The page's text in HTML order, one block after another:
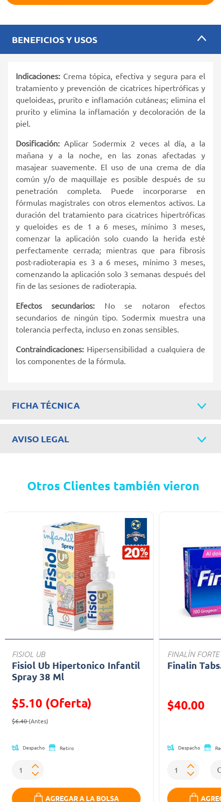
BENEFICIOS Y USOS
Indicaciones: Crema tópica, efectiva y segura para el
tratamiento y prevención de cicatrices hipertróficas y
queloideas, prurito e inflamación cutáneas; elimina el
prurito y elimina la inflamación y decoloración de la
piel.
Dosificación: Aplicar Sodermix 2 veces al día, a la
mañana y a la noche, en las zonas afectadas y
masajear suavemente. El uso de una crema de día
común y/o de maquillaje es posible después de su
penetración completa. Puede incorporarse en
fórmulas magistrales con otros elementos activos. La
duración del tratamiento para cicatrices hipertróficas
y queloides es de 1 a 6 meses, mínimo 3 meses,
comenzar la aplicación solo cuando la herida esté
perfectamente cerrada; mientras que para fibrosis
post-radioterapia es 3 a 6 meses, mínimo 3 meses,
comenzando la aplicación solo 3 semanas después del
fin de las sesiones de radioterapia.
Efectos secundarios: No se notaron efectos
secundarios de ningún tipo. Sodermix muestra una
tolerancia perfecta, incluso en zonas sensibles.
Contraindicaciones: Hipersensibilidad a cualquiera de
los componentes de la fórmula.
FICHA TÉCNICA
AVISO LEGAL
Otros Clientes también vieron
FISIOL UB
Fisiol Ub Hipertonico Infantil
Spray 38 Ml
$5.10 (Oferta)
Precio reducido de
$6.40(Antes)
Despacho Retiro
AGREGAR A LA BOLSA
FINALÍN FORTE
Finalin
Precio
$40.00
Despacho